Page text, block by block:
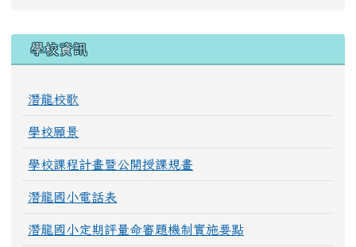
學校資訊
潛龍校歌
學校願景
學校課程計畫暨公開授課規畫
潛龍國小電話表
潛龍國小定期評量命審題機制實施要點